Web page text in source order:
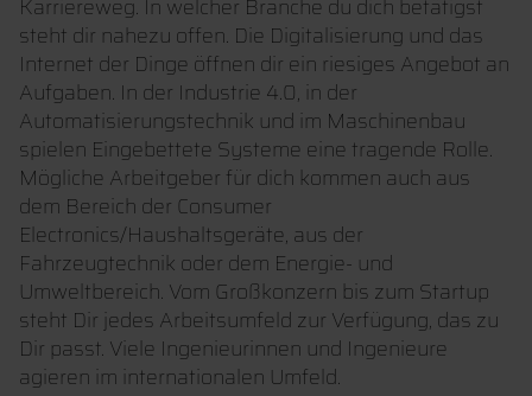
Karriereweg. In welcher Branche du dich betätigst
steht dir nahezu offen. Die Digitalisierung und das
Internet der Dinge öffnen dir ein riesiges Angebot an
Aufgaben. In der Industrie 4.0, in der
Automatisierungstechnik und im Maschinenbau
spielen Eingebettete Systeme eine tragende Rolle.
Mögliche Arbeitgeber für dich kommen auch aus
dem Bereich der Consumer
Electronics/Haushaltsgeräte, aus der
Fahrzeugtechnik oder dem Energie- und
Umweltbereich. Vom Großkonzern bis zum Startup
steht Dir jedes Arbeitsumfeld zur Verfügung, das zu
Dir passt. Viele Ingenieurinnen und Ingenieure
agieren im internationalen Umfeld.